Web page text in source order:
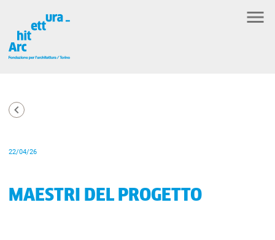
22/04/26
MAESTRI DEL PROGETTO